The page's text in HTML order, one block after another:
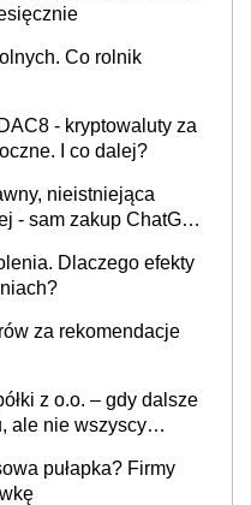
Co rolnik
- kryptowaluty za
I co dalej?
nieistniejąca
- sam zakup ChatGPT
Dlaczego efekty
za rekomendacje
z o.o. – gdy dalsze
ale nie wszyscy
pułapka? Firmy